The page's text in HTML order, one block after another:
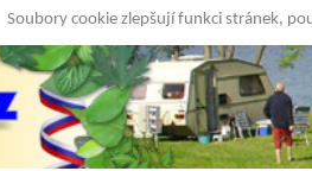
Soubory cookie zlepšují funkci stránek,